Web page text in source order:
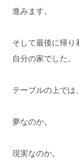
進みます。
そして最後に帰り
自分の家でした。
テーブルの上では
夢なのか。
現実なのか。